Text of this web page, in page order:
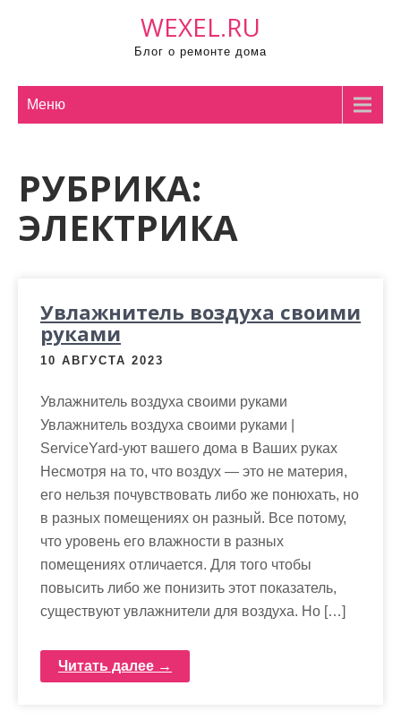
WEXEL.RU
Блог о ремонте дома
Меню
РУБРИКА:
ЭЛЕКТРИКА
Увлажнитель воздуха своими
руками
10 АВГУСТА 2023
Увлажнитель воздуха своими руками
Увлажнитель воздуха своими руками |
ServiceYard-уют вашего дома в Ваших руках
Несмотря на то, что воздух — это не материя,
его нельзя почувствовать либо же понюхать, но
в разных помещениях он разный. Все потому,
что уровень его влажности в разных
помещениях отличается. Для того чтобы
повысить либо же понизить этот показатель,
существуют увлажнители для воздуха. Но […]
Читать далее →